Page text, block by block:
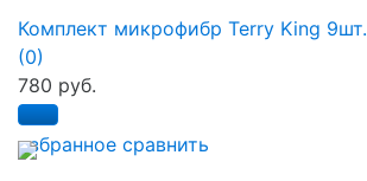
избранное сравнить
Комплект микрофибр Terry King 9шт.
(0)
780 руб.